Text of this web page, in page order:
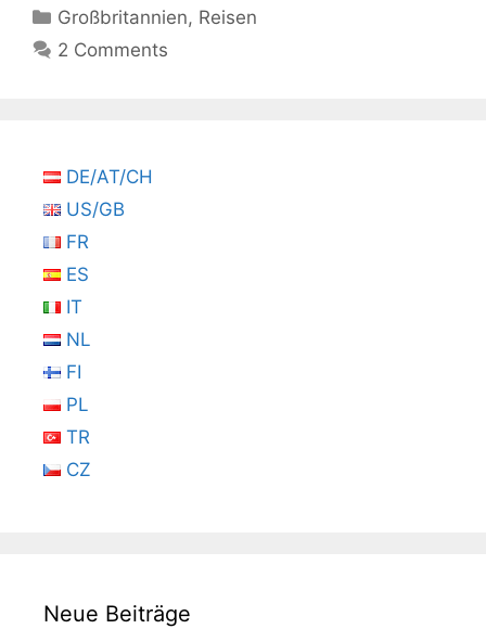
Kategorien
Großbritannien, Reisen
2 Comments
DE/AT/CH
US/GB
FR
ES
IT
NL
FI
PL
TR
CZ
Neue Beiträge